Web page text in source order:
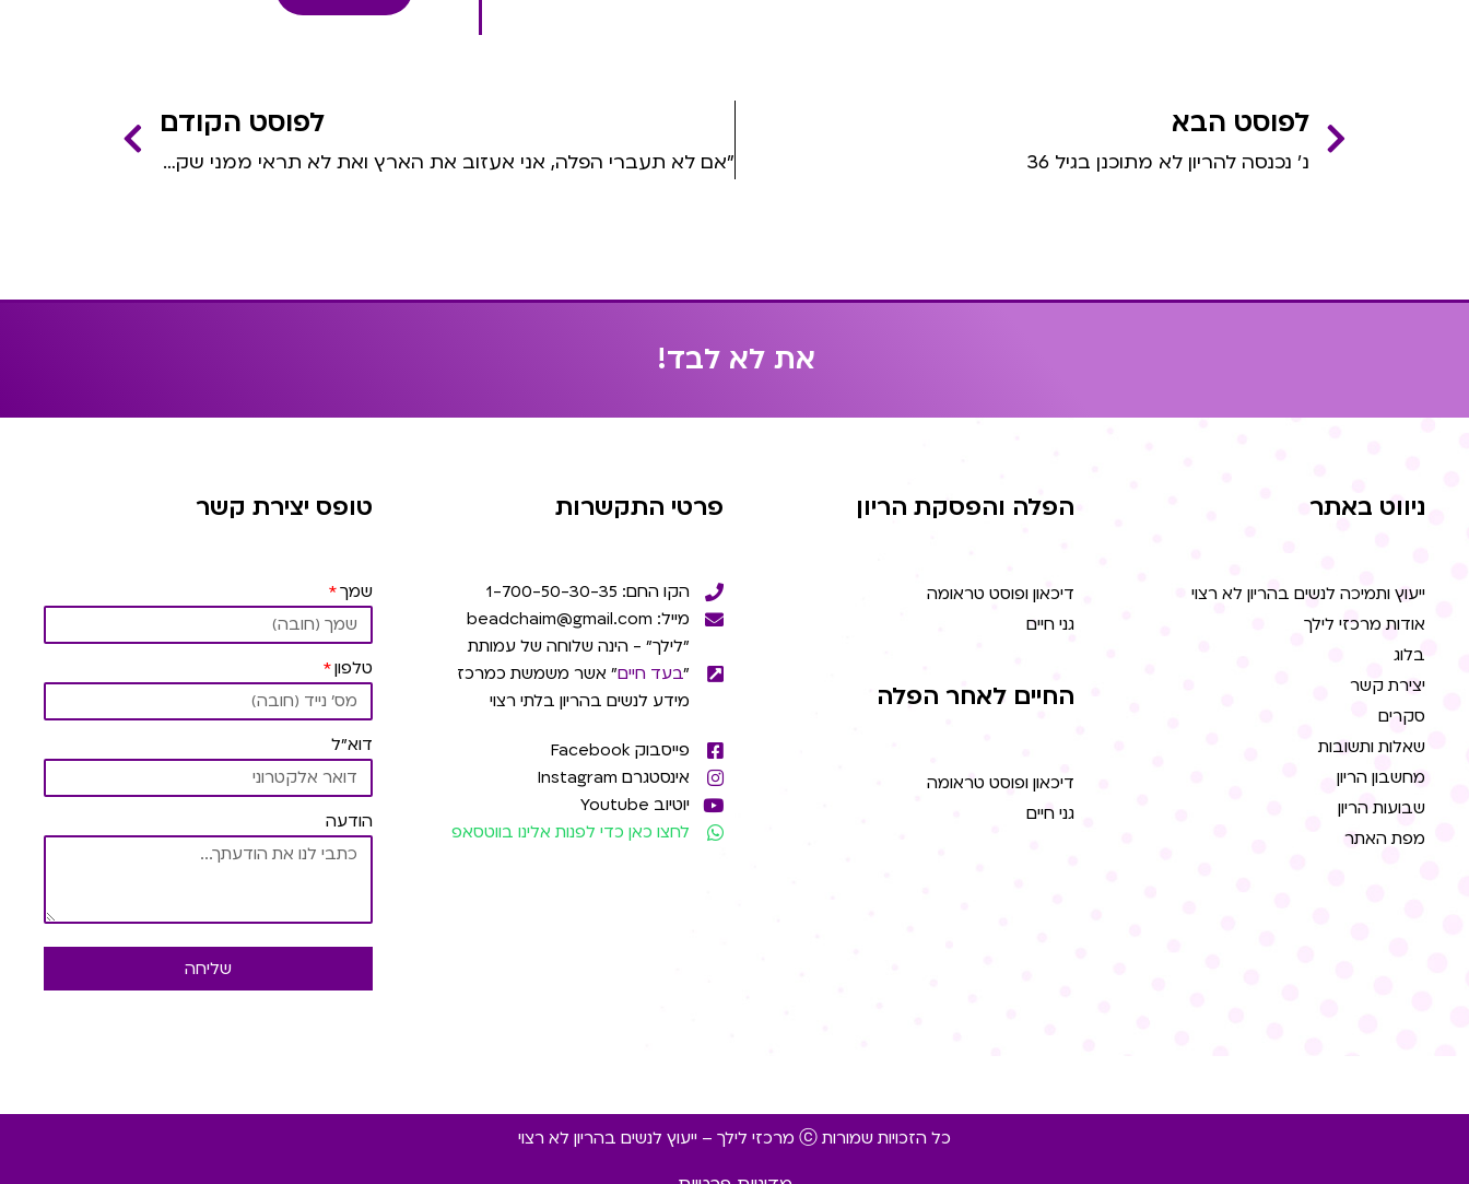
לפוסט הבא
נ׳ נכנסה להריון לא מתוכנן בגיל 36
לפוסט הקודם
״אם לא תעברי הפלה, אני אעזוב את הארץ ואת לא תראי ממני שקל לכל החיים
את לא לבד!
ניווט באתר
ייעוץ ותמיכה לנשים בהריון לא רצוי
אודות מרכזי לילך
בלוג
יצירת קשר
סקרים
שאלות ותשובות
מחשבון הריון
שבועות הריון
מפת האתר
הפלה והפסקת הריון
דיכאון ופוסט טראומה
גני חיים
החיים לאחר הפלה
דיכאון ופוסט טראומה
גני חיים
פרטי התקשרות
הקו החם: 1-700-50-30-35
מייל: beadchaim@gmail.com
"לילך" - הינה שלוחה של עמותת
"בעד חיים" אשר משמשת כמרכז
מידע לנשים בהריון בלתי רצוי
פייסבוק Facebook
אינסטגרם Instagram
יוטיוב Youtube
לחצו כאן כדי לפנות אלינו בווטסאפ
טופס יצירת קשר
שמך
טלפון
דוא"ל
הודעה
שליחה
כל הזכויות שמורות ⓒ מרכזי לילך – ייעוץ לנשים בהריון לא רצוי